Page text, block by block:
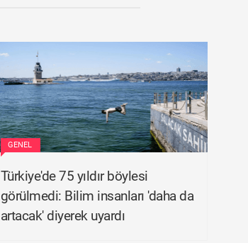
GENEL
Türkiye'de 75 yıldır böylesi
görülmedi: Bilim insanları 'daha da
artacak' diyerek uyardı